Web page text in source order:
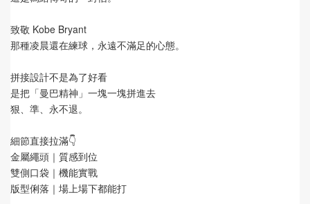
致敬 Kobe Bryant
那種凌晨還在練球，永遠不滿足的心態。
拼接設計不是為了好看
是把「曼巴精神」一塊一塊拼進去
狠、準、永不退。
細節直接拉滿👇
金屬繩頭｜質感到位
雙側口袋｜機能實戰
版型俐落｜場上場下都能打